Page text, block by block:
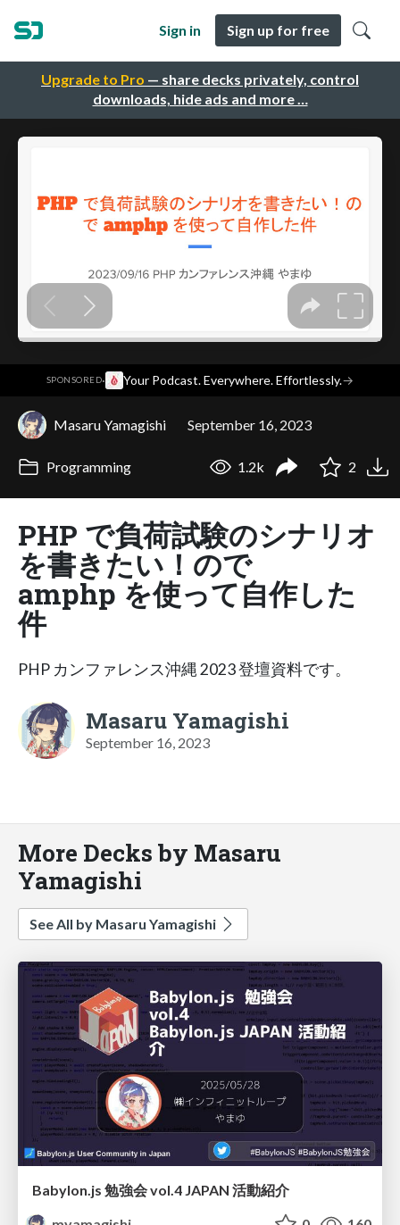
Upgrade to Pro — share decks privately, control
downloads, hide ads and more …
Sign in Sign up for free
SPONSORED· Your Podcast. Everywhere. Effortlessly.→
Masaru Yamagishi September 16, 2023
Programming 1.2k 2
PHP で負荷試験のシナリオ
を書きたい！ので
amphp を使って自作した
件
PHP カンファレンス沖縄 2023 登壇資料です。
Masaru Yamagishi
September 16, 2023
More Decks by Masaru
Yamagishi
See All by Masaru Yamagishi
Babylon.js 勉強会 vol.4 JAPAN 活動紹介